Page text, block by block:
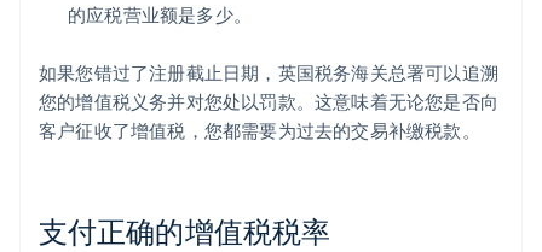
的应税营业额是多少。
如果您错过了注册截止日期，英国税务海关总署可以追溯
您的增值税义务并对您处以罚款。这意味着无论您是否向
客户征收了增值税，您都需要为过去的交易补缴税款。
支付正确的增值税税率